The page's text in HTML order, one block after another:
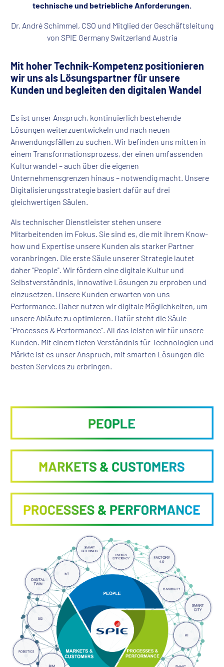
technische und betriebliche Anforderungen.
Dr. André Schimmel, CSO und Mitglied der Geschäftsleitung
von SPIE Germany Switzerland Austria
Mit hoher Technik-Kompetenz positionieren
wir uns als Lösungspartner für unsere
Kunden und begleiten den digitalen Wandel
Es ist unser Anspruch, kontinuierlich bestehende
Lösungen weiterzuentwickeln und nach neuen
Anwendungsfällen zu suchen. Wir befinden uns mitten in
einem Transformationsprozess, der einen umfassenden
Kulturwandel – auch über die eigenen
Unternehmensgrenzen hinaus – notwendig macht. Unsere
Digitalisierungsstrategie basiert dafür auf drei
gleichwertigen Säulen.
Als technischer Dienstleister stehen unsere
Mitarbeitenden im Fokus. Sie sind es, die mit ihrem Know-
how und Expertise unsere Kunden als starker Partner
voranbringen. Die erste Säule unserer Strategie lautet
daher "People". Wir fördern eine digitale Kultur und
Selbstverständnis, innovative Lösungen zu erproben und
einzusetzen. Unsere Kunden erwarten von uns
Performance. Daher nutzen wir digitale Möglichkeiten, um
unsere Abläufe zu optimieren. Dafür steht die Säule
"Processes & Performance". All das leisten wir für unsere
Kunden. Mit einem tiefen Verständnis für Technologien und
Märkte ist es unser Anspruch, mit smarten Lösungen die
besten Services zu erbringen.